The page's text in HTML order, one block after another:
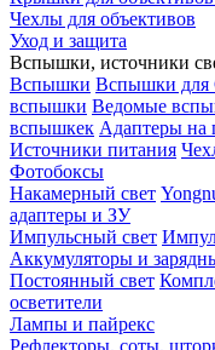
Чехлы для объективов
Уход и защита
Вспышки, источники
Вспышки Вспышки для
вспышки Ведомые
вспышкек Адаптеры на
Источники питания
Фотобоксы
Накамерный свет
адаптеры и ЗУ
Импульсный свет
Аккумуляторы и
Постоянный свет
осветители
Лампы и пайрекс
Рефлекторы, соты,